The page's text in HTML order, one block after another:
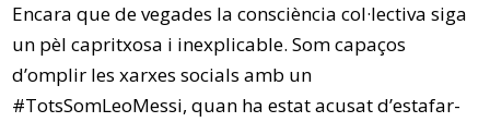
Encara que de vegades la consciència col·lectiva siga
un pèl capritxosa i inexplicable. Som capaços
d’omplir les xarxes socials amb un
#TotsSomLeoMessi, quan ha estat acusat d’estafar-